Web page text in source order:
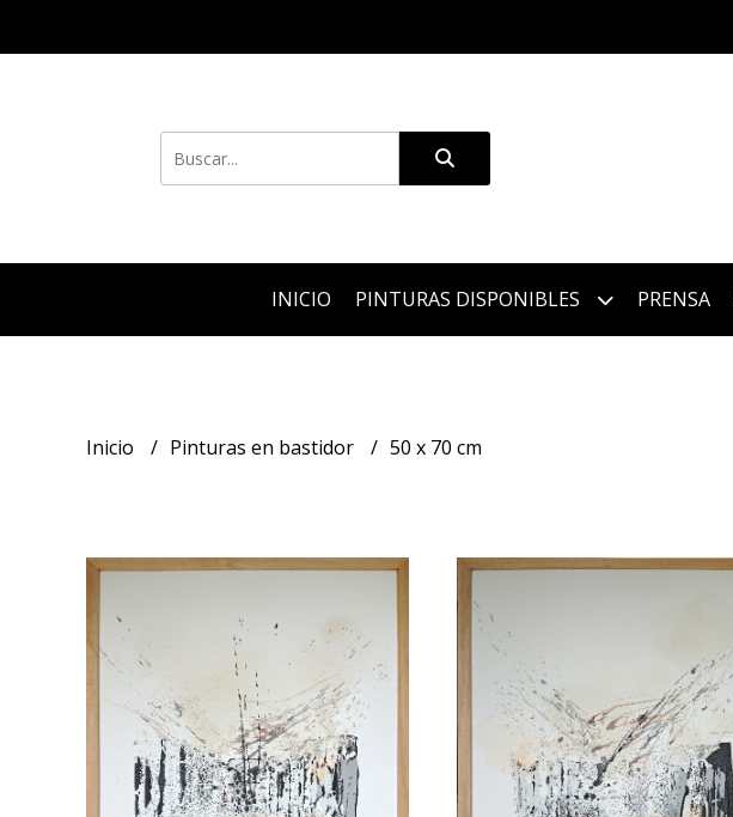
INICIO PINTURAS DISPONIBLES PRENSA
Inicio Pinturas en bastidor 50 x 70 cm